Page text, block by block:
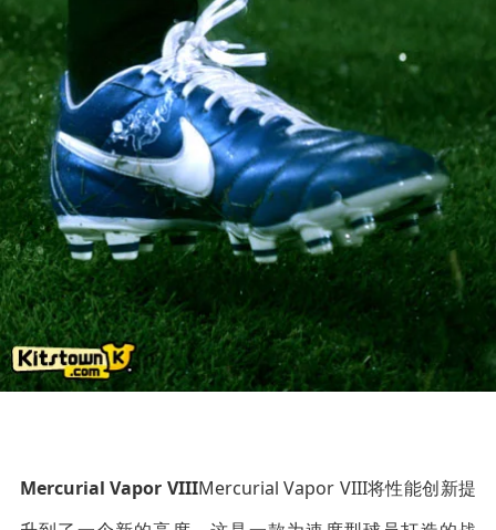
Mercurial Vapor VIIIMercurial Vapor VIII将性能创新提